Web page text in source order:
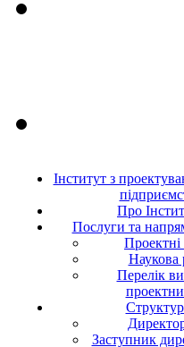
Інститут з
Про
Послуги та
Проектні
Наукова
Перелік
Заступник